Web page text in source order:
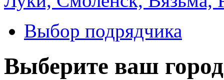
Выбор подрядчика
Выберите ваш город